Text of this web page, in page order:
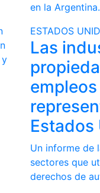
en la Argentina.
ESTADOS
Las
Estados
Un informe de
sectores que
derechos de